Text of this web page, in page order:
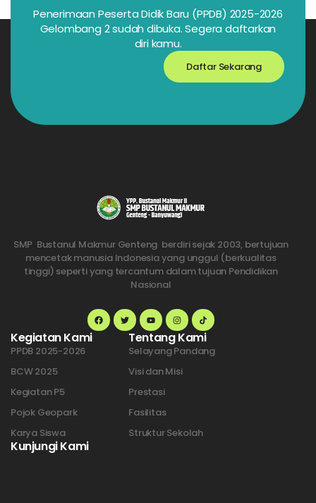
Penerimaan Peserta Didik Baru (PPDB) 2025-2026
Gelombang 2 sudah dibuka. Segera daftarkan
diri kamu.
Daftar Sekarang
SMP Bustanul Makmur Genteng berdiri sejak 2003, bertujuan
mencetak manusia Indonesia yang unggul (berkualitas
tinggi) seperti yang tercantum dalam tujuan Pendidikan
Nasional
Kegiatan Kami
PPDB 2025-2026
BCW 2025
Kegiatan P5
Pojok Geopark
Karya Siswa
Tentang Kami
Selayang Pandang
Visi dan Misi
Prestasi
Fasilitas
Struktur Sekolah
Kunjungi Kami